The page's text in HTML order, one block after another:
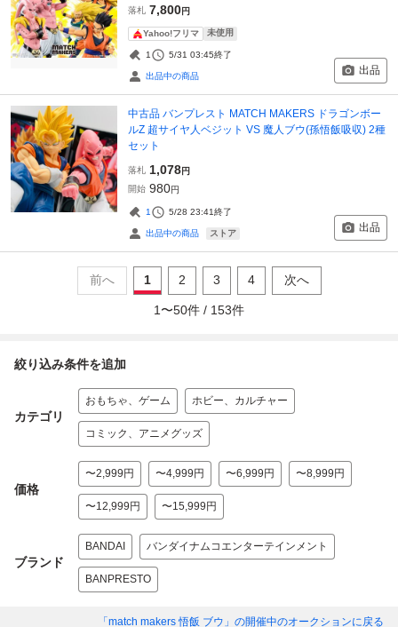
落札 7,800円
Yahoo!フリマ 未使用
1 5/31 03:45終了
出品中の商品 出品
中古品 バンプレスト MATCH MAKERS ドラゴンボー
ルZ 超サイヤ人ベジット VS 魔人ブウ(孫悟飯吸収) 2種
セット
落札 1,078円
開始 980円
1 5/28 23:41終了
出品中の商品 ストア 出品
前へ 1 2 3 4 次へ
1 〜50件 / 153件
絞り込み条件を追加
カテゴリ
おもちゃ、ゲーム ホビー、カルチャー
コミック、アニメグッズ
価格
〜2,999円 〜4,999円 〜6,999円 〜8,999円
〜12,999円 〜15,999円
ブランド
BANDAI バンダイナムコエンターテインメント
BANPRESTO
「match makers 悟飯 ブウ」 の開催中のオークションに戻る